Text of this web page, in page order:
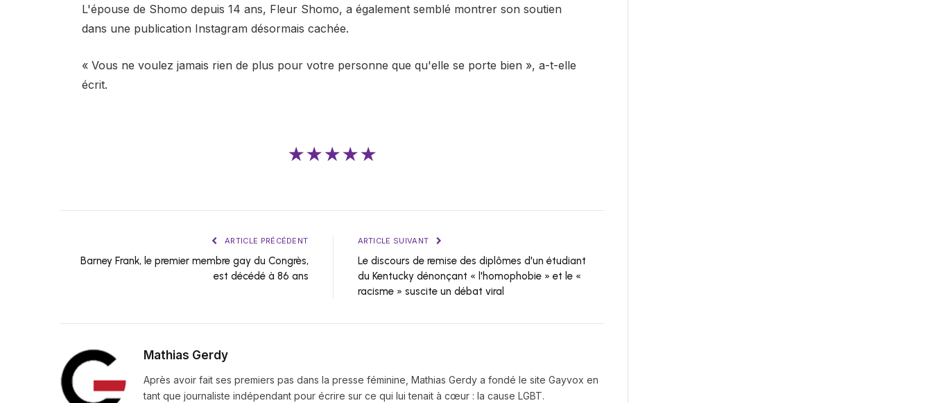
L'épouse de Shomo depuis 14 ans, Fleur Shomo, a également semblé montrer son soutien
dans une publication Instagram désormais cachée.
« Vous ne voulez jamais rien de plus pour votre personne que qu'elle se porte bien », a-t-elle
écrit.
★★★★★
ARTICLE PRÉCÉDENT
Barney Frank, le premier membre gay du Congrès,
est décédé à 86 ans
ARTICLE SUIVANT
Le discours de remise des diplômes d'un étudiant
du Kentucky dénonçant « l'homophobie » et le «
racisme » suscite un débat viral
Mathias Gerdy
Après avoir fait ses premiers pas dans la presse féminine, Mathias Gerdy a fondé le site Gayvox en
tant que journaliste indépendant pour écrire sur ce qui lui tenait à cœur : la cause LGBT.